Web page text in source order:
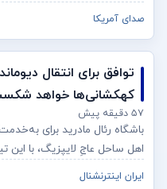
صدای آمریکا
توافق برای انتقال
کهکشانی‌ها خواهد
۵۷ دقیقه پیش
اهل ساحل عاجِ لایپزیگ، با این
ایران اینترنشنال